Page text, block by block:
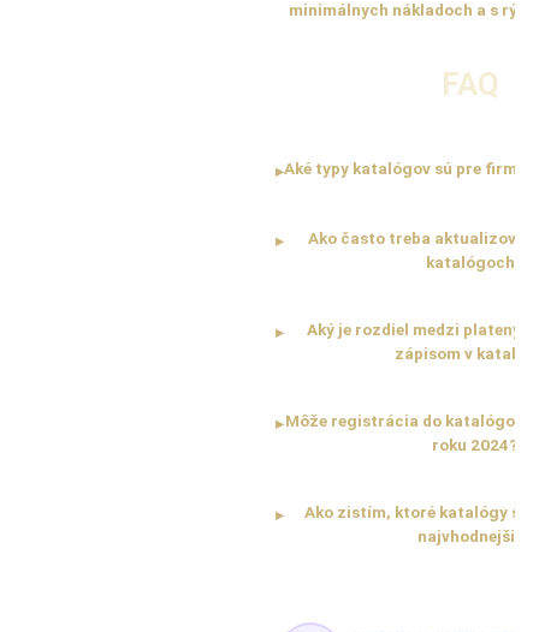
minimálnych nákladoch a s
FAQ
▸Aké typy katalógov sú pre firmu
▸
Ako často treba aktualizovať
katalógoch?
▸
Aký je rozdiel medzi
zápisom v
▸Môže registrácia do katalógov
roku 2024?
▸
Ako zistím, ktoré katalógy sú
najvhodnejšie?